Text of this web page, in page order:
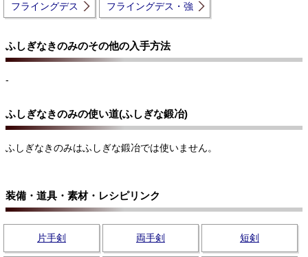
フライングデス フライングデス・強
ふしぎなきのみのその他の入手方法
-
ふしぎなきのみの使い道(ふしぎな鍛冶)
ふしぎなきのみはふしぎな鍛冶では使いません。
装備・道具・素材・レシピリンク
片手剣 両手剣 短剣